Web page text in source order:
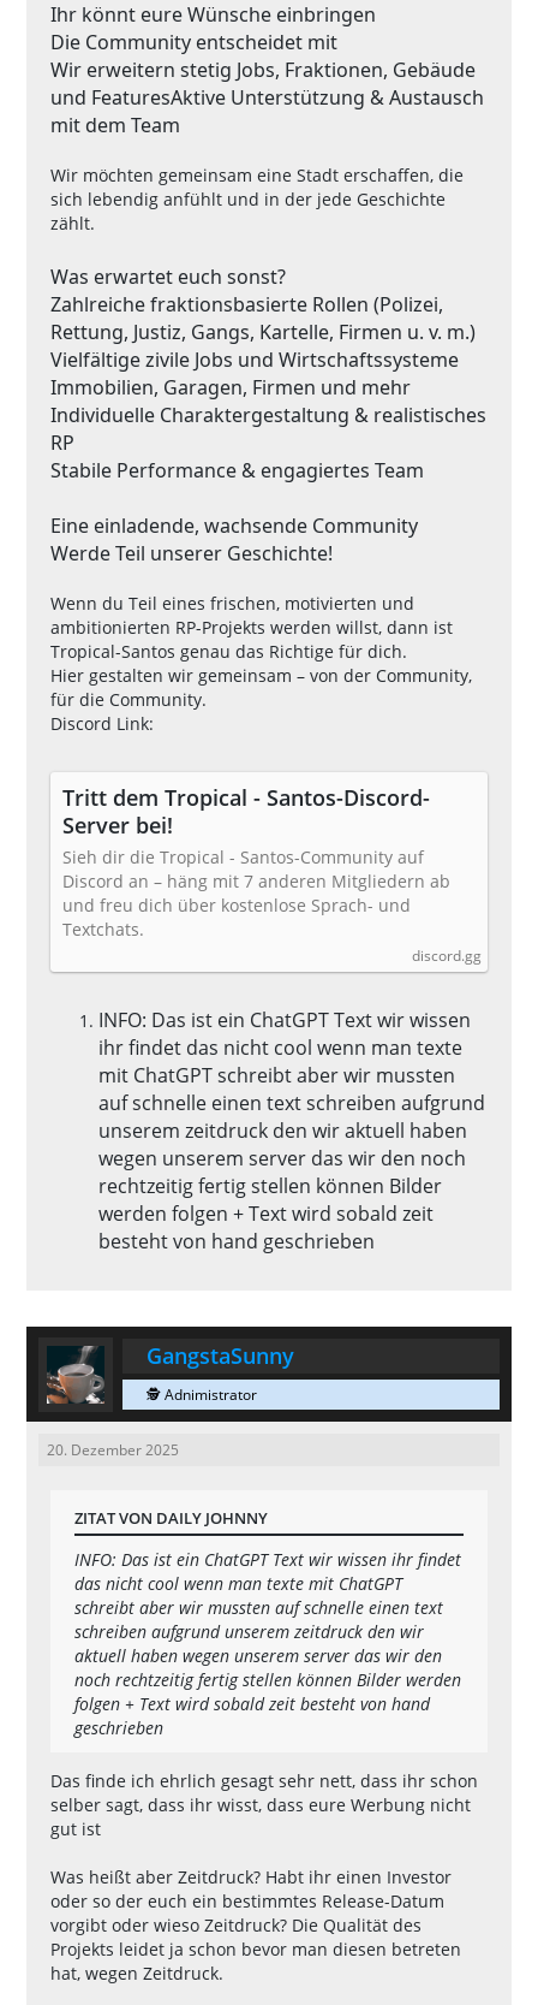
Ihr könnt eure Wünsche einbringen
Die Community entscheidet mit
Wir erweitern stetig Jobs, Fraktionen, Gebäude
und FeaturesAktive Unterstützung & Austausch
mit dem Team
Wir möchten gemeinsam eine Stadt erschaffen, die
sich lebendig anfühlt und in der jede Geschichte
zählt.
Was erwartet euch sonst?
Zahlreiche fraktionsbasierte Rollen (Polizei,
Rettung, Justiz, Gangs, Kartelle, Firmen u. v. m.)
Vielfältige zivile Jobs und Wirtschaftssysteme
Immobilien, Garagen, Firmen und mehr
Individuelle Charaktergestaltung & realistisches
RP
Stabile Performance & engagiertes Team
Eine einladende, wachsende Community
Werde Teil unserer Geschichte!
Wenn du Teil eines frischen, motivierten und
ambitionierten RP-Projekts werden willst, dann ist
Tropical-Santos genau das Richtige für dich.
Hier gestalten wir gemeinsam – von der Community,
für die Community.
Discord Link:
Tritt dem Tropical - Santos-Discord-
Server bei!
Sieh dir die Tropical - Santos-Community auf
Discord an – häng mit 7 anderen Mitgliedern ab
und freu dich über kostenlose Sprach- und
Textchats.
discord.gg
INFO: Das ist ein ChatGPT Text wir wissen
ihr findet das nicht cool wenn man texte
mit ChatGPT schreibt aber wir mussten
auf schnelle einen text schreiben aufgrund
unserem zeitdruck den wir aktuell haben
wegen unserem server das wir den noch
rechtzeitig fertig stellen können Bilder
werden folgen + Text wird sobald zeit
besteht von hand geschrieben
GangstaSunny
🕵 Adnimistrator
20. Dezember 2025
ZITAT VON DAILY JOHNNY
INFO: Das ist ein ChatGPT Text wir wissen ihr findet
das nicht cool wenn man texte mit ChatGPT
schreibt aber wir mussten auf schnelle einen text
schreiben aufgrund unserem zeitdruck den wir
aktuell haben wegen unserem server das wir den
noch rechtzeitig fertig stellen können Bilder werden
folgen + Text wird sobald zeit besteht von hand
geschrieben
Das finde ich ehrlich gesagt sehr nett, dass ihr schon
selber sagt, dass ihr wisst, dass eure Werbung nicht
gut ist
Was heißt aber Zeitdruck? Habt ihr einen Investor
oder so der euch ein bestimmtes Release-Datum
vorgibt oder wieso Zeitdruck? Die Qualität des
Projekts leidet ja schon bevor man diesen betreten
hat, wegen Zeitdruck.